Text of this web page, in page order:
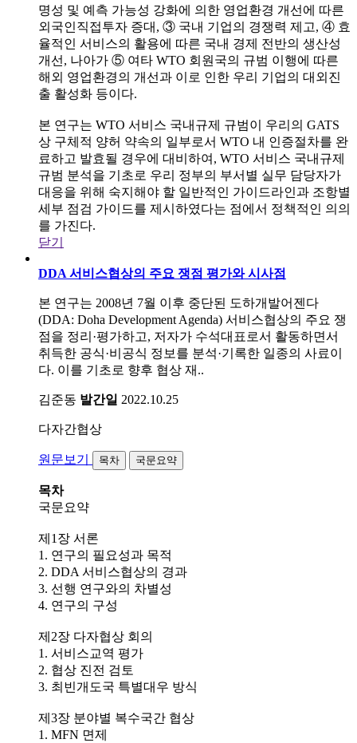
명성 및 예측 가능성 강화에 의한 영업환경 개선에 따른
외국인직접투자 증대, ③ 국내 기업의 경쟁력 제고, ④ 효
율적인 서비스의 활용에 따른 국내 경제 전반의 생산성
개선, 나아가 ⑤ 여타 WTO 회원국의 규범 이행에 따른
해외 영업환경의 개선과 이로 인한 우리 기업의 대외진
출 활성화 등이다.
본 연구는 WTO 서비스 국내규제 규범이 우리의 GATS
상 구체적 양허 약속의 일부로서 WTO 내 인증절차를 완
료하고 발효될 경우에 대비하여, WTO 서비스 국내규제
규범 분석을 기초로 우리 정부의 부서별 실무 담당자가
대응을 위해 숙지해야 할 일반적인 가이드라인과 조항별
세부 점검 가이드를 제시하였다는 점에서 정책적인 의의
를 가진다.
닫기
DDA 서비스협상의 주요 쟁점 평가와 시사점
본 연구는 2008년 7월 이후 중단된 도하개발어젠다
(DDA: Doha Development Agenda) 서비스협상의 주요 쟁
점을 정리·평가하고, 저자가 수석대표로서 활동하면서
취득한 공식·비공식 정보를 분석·기록한 일종의 사료이
다. 이를 기초로 향후 협상 재..
김준동 발간일 2022.10.25
다자간협상
원문보기 목차 국문요약
목차
국문요약
제1장 서론
1. 연구의 필요성과 목적
2. DDA 서비스협상의 경과
3. 선행 연구와의 차별성
4. 연구의 구성
제2장 다자협상 회의
1. 서비스교역 평가
2. 협상 진전 검토
3. 최빈개도국 특별대우 방식
제3장 분야별 복수국간 협상
1. MFN 면제